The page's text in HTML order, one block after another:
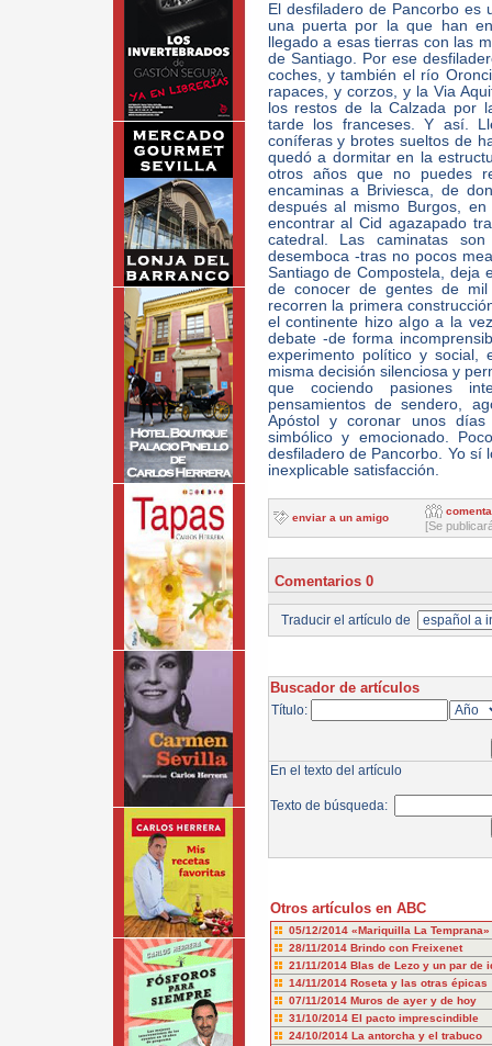
El desfiladero de Pancorbo es
una puerta por la que han
llegado a esas tierras con las
de Santiago. Por ese
coches, y también el río
rapaces, y corzos, y la Via
los restos de la Calzada por
tarde los franceses. Y así.
coníferas y brotes sueltos de
quedó a dormitar en la
otros años que no puedes
encaminas a Briviesca, de
después al mismo Burgos,
encontrar al Cid agazapado
catedral. Las caminatas
desemboca -tras no pocos
Santiago de Compostela, deja
de conocer de gentes de
recorren la primera
el continente hizo algo a la
debate -de forma
experimento político y
misma decisión silenciosa y
que cociendo pasiones
pensamientos de sendero,
Apóstol y coronar unos
simbólico y emocionado.
desfiladero de Pancorbo. Yo
inexplicable satisfacción.
enviar a un amigo
[Se
Comentarios 0
Traducir el artículo de
Buscador de artículos
Título:
En el texto del artículo
Texto de búsqueda:
Otros artículos en ABC
05/12/2014 «Mariquilla La Temprana»
28/11/2014 Brindo con Freixenet
21/11/2014 Blas de Lezo y un par de
14/11/2014 Roseta y las otras épicas
07/11/2014 Muros de ayer y de hoy
31/10/2014 El pacto imprescindible
24/10/2014 La antorcha y el trabuco